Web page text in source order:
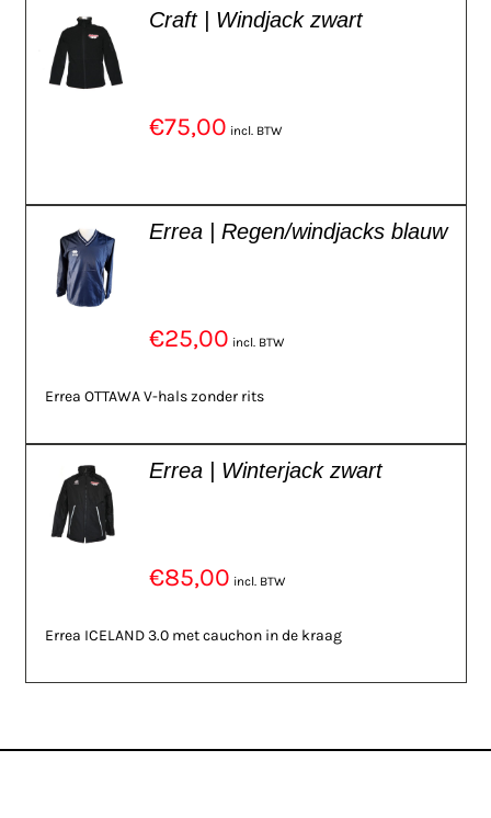
Craft | Windjack zwart
€75,00 incl. BTW
Errea | Regen/windjacks blauw
€25,00 incl. BTW
Errea OTTAWA V-hals zonder rits
Errea | Winterjack zwart
€85,00 incl. BTW
Errea ICELAND 3.0 met cauchon in de kraag